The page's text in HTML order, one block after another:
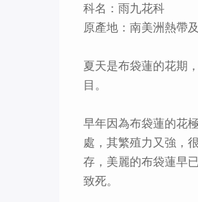
科名：雨九花科
原產地：南美洲熱帶
夏天是布袋蓮的花期
目。
早年因為布袋蓮的花
處，其繁殖力又強，
存，美麗的布袋蓮早
致死。